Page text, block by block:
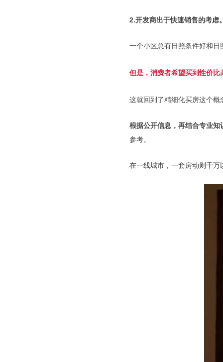
2.开发商出于快速销售的考虑
一个小区总有日照条件好和
但是，消费者希望买到性价比
这就回到了精细化买房这个概
根据公开信息，再结合专业
参考。
在一线城市，一套房动则千